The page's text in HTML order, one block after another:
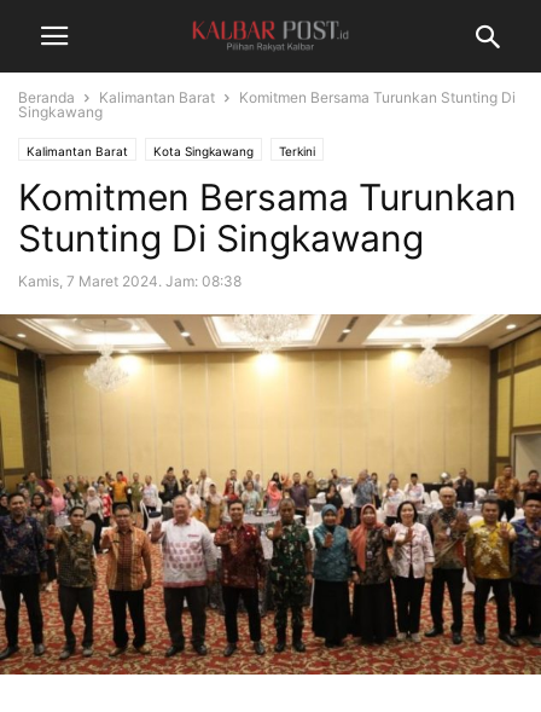
Beranda Kalimantan Barat
Komitmen Bersama Turunkan Stunting Di
Singkawang
Kalimantan Barat Kota Singkawang Terkini
Komitmen Bersama Turunkan
Stunting Di Singkawang
Kamis, 7 Maret 2024. Jam: 08:38